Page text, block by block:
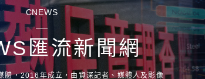
CNEWS
匯流新聞網
體，2016年成立，由資深記者、媒體人及影像